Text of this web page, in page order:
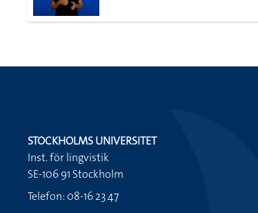
STOCKHOLMS UNIVERSITET
Inst. för lingvistik
SE-106 91 Stockholm
Telefon: 08-16 23 47